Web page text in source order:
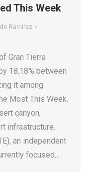
This Week
Ramirez
Gran Tierra
18.18% between
it among
Most This Week.
canyon,
infrastructure.
an independent
focused…